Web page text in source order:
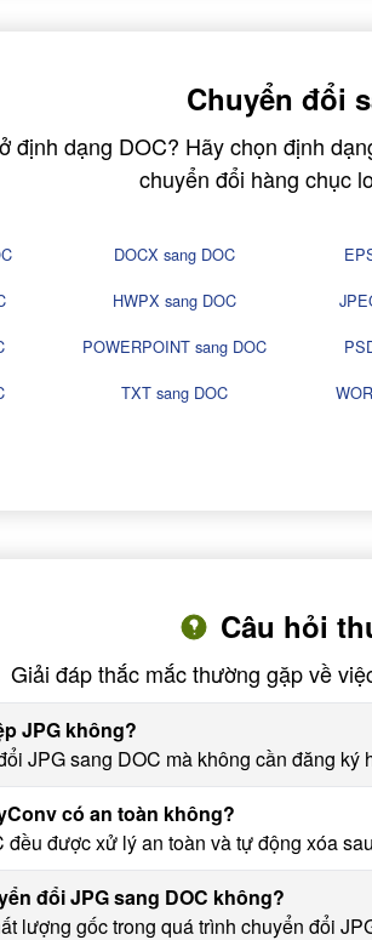
Chuyển đổi
định dạng DOC? Hãy chọn định
chuyển đổi hàng chục
DOCX sang DOC
HWPX sang DOC
POWERPOINT sang DOC
TXT sang DOC
Câu hỏi
Giải đáp thắc mắc thường gặp về
JPG không?
JPG sang DOC mà không cần đăng ký
có an toàn không?
được xử lý an toàn và tự động xóa
đổi JPG sang DOC không?
lượng gốc trong quá trình chuyển đổi